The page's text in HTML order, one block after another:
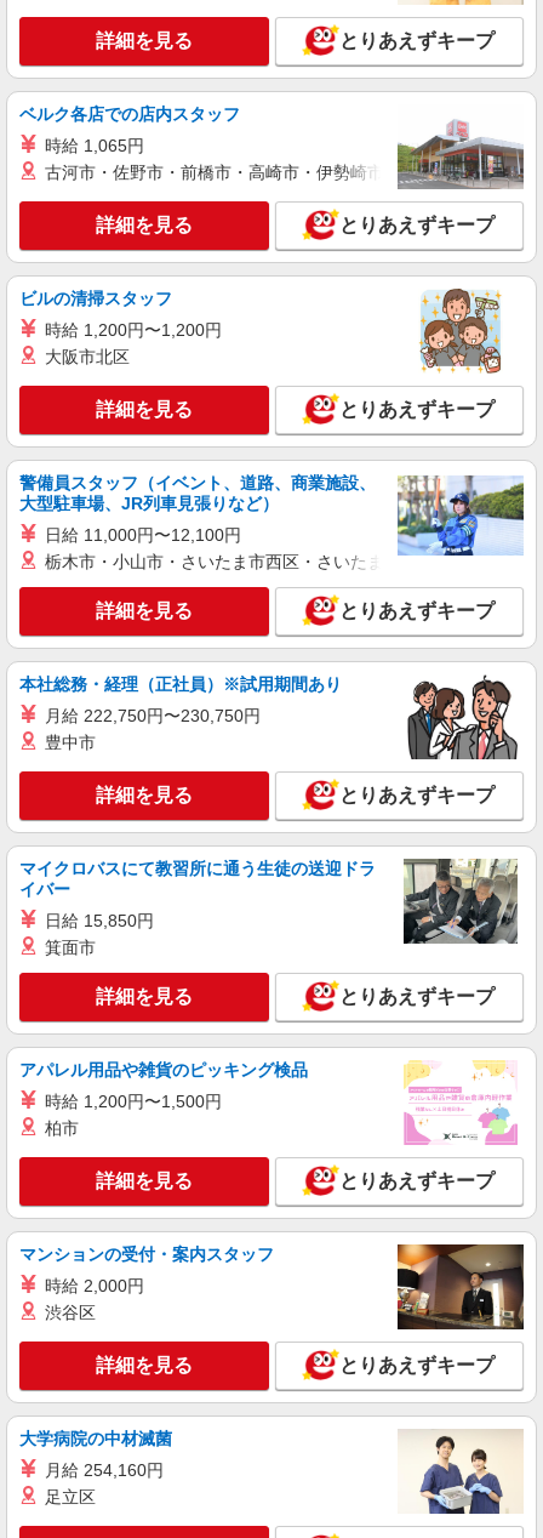
キープ 詳細を見る
株式会社日本ワークプレイス/Aichi348
【愛知県名古屋市緑区】ナンバープレートに付
着したほこりや汚れの確認業務/時給1430円/日
勤/土日休み/残業なし
時給1430円
愛知県名古屋市緑区鳴海町山下 車・バイク・
自転車通勤可（無料駐車場有 ※敷地外徒歩1分）
面接地について：中部支店 ◆面接地住所：愛知県
一宮市栄1-3-29 東海ビル3F
派遣社員
株式会社日本ワークプレイス/Aichi352
【愛知県名古屋市緑区】金属加工(パイプの曲
げ）、溶接/時給1300円/日勤/土日休み
時給1300円
愛知県名古屋市緑区大高町川添 自転車通勤可
面接地について：中部支店 ◆面接地住所：愛知県
キープ 詳細を見る
株式会社ユース/y01_every-7-e
【要自動車整備士3級】トラックでの古紙回収
業務と自動車整備のお仕事
時給1200円
キープ 詳細を見る
パート
しまむら 滝ノ水店
1401 2F
詳細を見る
詳細を見る とりあえずキープ
ベルク各店での店内スタッフ
時給 1,065円
古河市・佐野市・前橋市・高崎市・伊勢崎市・太田市・館林市
詳細を見る とりあえずキープ
ビルの清掃スタッフ
時給 1,200円〜1,200円
大阪市北区
詳細を見る とりあえずキープ
警備員スタッフ（イベント、道路、商業施設、
大型駐車場、JR列車見張りなど）
日給 11,000円〜12,100円
栃木市・小山市・さいたま市西区・さいたま市岩槻区・久喜市・
詳細を見る とりあえずキープ
本社総務・経理（正社員）※試用期間あり
月給 222,750円〜230,750円
豊中市
詳細を見る とりあえずキープ
マイクロバスにて教習所に通う生徒の送迎ドラ
イバー
日給 15,850円
箕面市
詳細を見る とりあえずキープ
アパレル用品や雑貨のピッキング検品
時給 1,200円〜1,500円
柏市
詳細を見る とりあえずキープ
マンションの受付・案内スタッフ
時給 2,000円
渋谷区
詳細を見る とりあえずキープ
大学病院の中材滅菌
月給 254,160円
足立区